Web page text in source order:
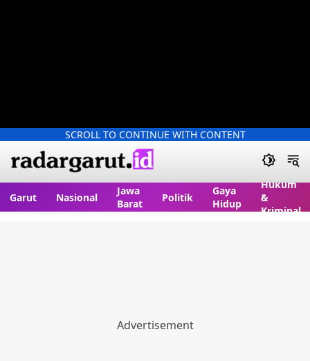
SCROLL TO CONTINUE WITH CONTENT
Garut Nasional
Jawa
Barat
Politik
Gaya
Hidup
Hukum
&
Kriminal